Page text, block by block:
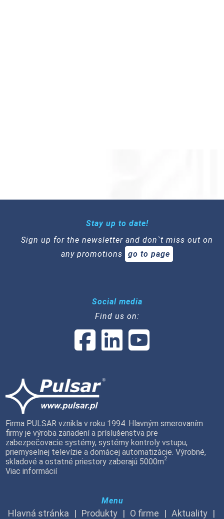
Stay up to date!
Sign up for the newsletter and don`t miss out on
any promotions
go to page
Social media
Find us on:
Firma PULSAR vznikla v roku 1994. Hlavným smerovaním
firmy je výroba zariadení a príslušenstva pre
zabezpečovacie systémy, systémy kontroly vstupu,
priemyselnej televízie a domácej automatizácie. Výrobné,
skladové a ostatné priestory zaberajú 5000m2
Viac informácií
Menu
Hlavná stránka Produkty O firme
Aktuality